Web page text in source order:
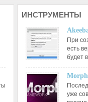
ИНСТРУМЕНТЫ
При
есть
будет
уже